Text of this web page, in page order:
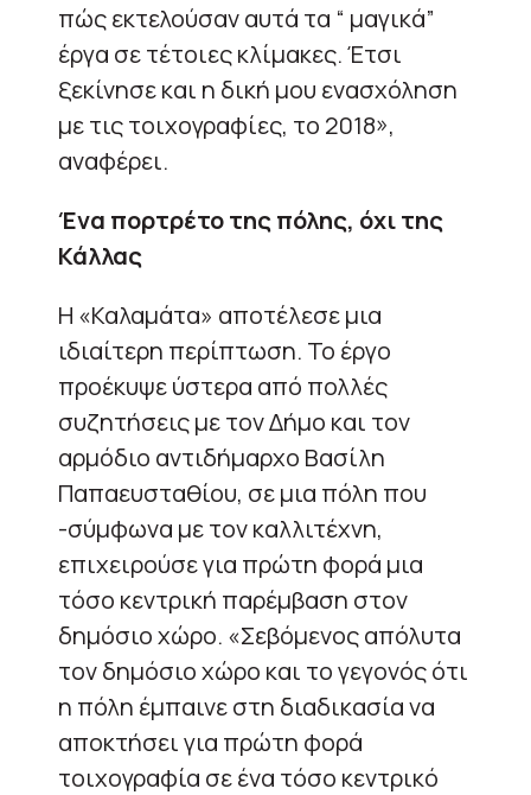
πώς εκτελούσαν αυτά τα “ μαγικά”
έργα σε τέτοιες κλίμακες. Έτσι
ξεκίνησε και η δική μου ενασχόληση
με τις τοιχογραφίες, το 2018»,
αναφέρει.
Ένα πορτρέτο της πόλης, όχι της
Κάλλας
Η «Καλαμάτα» αποτέλεσε μια
ιδιαίτερη περίπτωση. Το έργο
προέκυψε ύστερα από πολλές
συζητήσεις με τον Δήμο και τον
αρμόδιο αντιδήμαρχο Βασίλη
Παπαευσταθίου, σε μια πόλη που
-σύμφωνα με τον καλλιτέχνη,
επιχειρούσε για πρώτη φορά μια
τόσο κεντρική παρέμβαση στον
δημόσιο χώρο. «Σεβόμενος απόλυτα
τον δημόσιο χώρο και το γεγονός ότι
η πόλη έμπαινε στη διαδικασία να
αποκτήσει για πρώτη φορά
τοιχογραφία σε ένα τόσο κεντρικό